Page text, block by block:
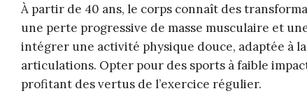
À partir de 40 ans, le corps connaît des
une perte progressive de masse musculaire et
intégrer une activité physique douce, adaptée à
articulations. Opter pour des sports à faible
profitant des vertus de l’exercice régulier.